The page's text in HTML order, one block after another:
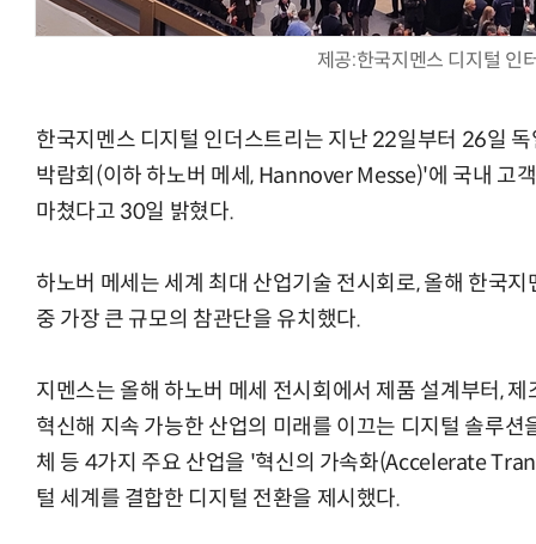
제공:한국지멘스 디지털 인
한국지멘스 디지털 인더스트리는 지난 22일부터 26일
박람회(이하 하노버 메세, Hannover Messe)'에 국내 고
마쳤다고 30일 밝혔다.
하노버 메세는 세계 최대 산업기술 전시회로, 올해 한국
중 가장 큰 규모의 참관단을 유치했다.
지멘스는 올해 하노버 메세 전시회에서 제품 설계부터,
혁신해 지속 가능한 산업의 미래를 이끄는 디지털 솔루션
체 등 4가지 주요 산업을 '혁신의 가속화(Accelerate
털 세계를 결합한 디지털 전환을 제시했다.